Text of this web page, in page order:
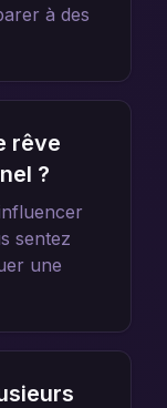
à des
rêve
?
sentez
une